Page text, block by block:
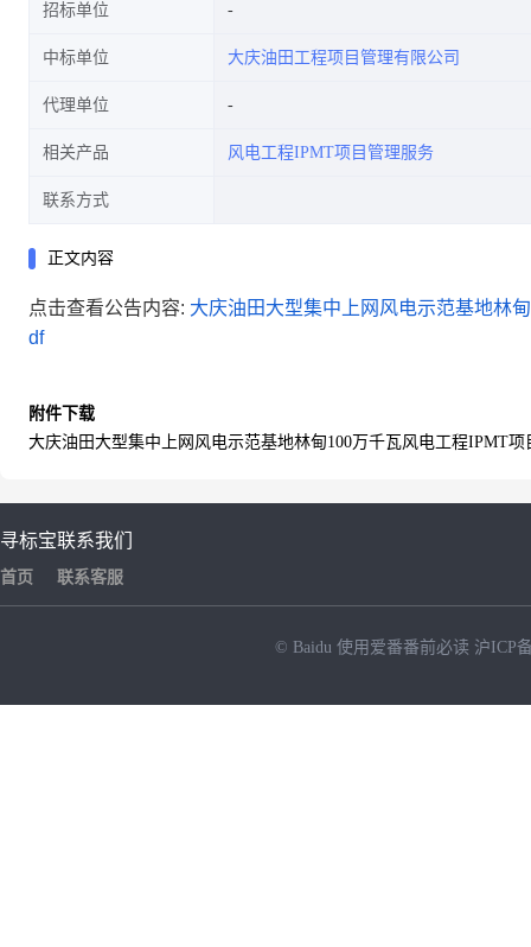
招标单位
中标单位 大庆油田工程项目管理有限公司
代理单位
相关产品 风电工程IPMT项目管理服务
联系方式
正文内容
点击查看公告内容: 大庆油田大型集中上网风电示范基地林
df
附件下载
大庆油田大型集中上网风电示范基地林甸100万千瓦风电工程IPMT
寻标宝
首页
联系我们
联系客服
© Baidu 使用爱番番前必读 沪ICP